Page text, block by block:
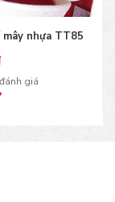
mây nhựa TT85
giá